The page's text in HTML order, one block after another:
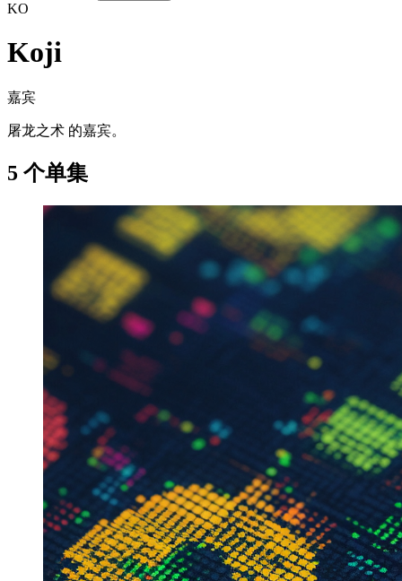
KO
Koji
嘉宾
屠龙之术 的嘉宾。
5 个单集